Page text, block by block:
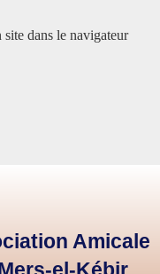
dans le navigateur
Amicale